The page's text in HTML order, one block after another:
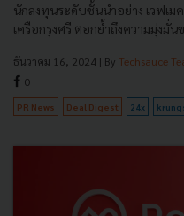
นักลงทุนระดับชั้นนำอย่าง เวฟเมค
เครือกรุงศรี ตอกย้ำถึงความมุ่งมั่นข
ธันวาคม 16, 2024 | By Techsauce
0
PR News Deal Digest 24x